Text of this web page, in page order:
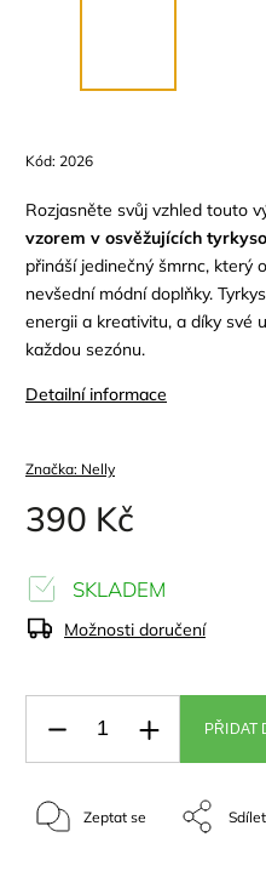
Kód: 2026
Rozjasněte svůj vzhled touto
vzorem v osvěžujících
přináší jedinečný šmrnc, který
nevšední módní doplňky.
energii a kreativitu, a díky své
každou sezónu.
Detailní informace
Značka: Nelly
390 Kč
SKLADEM
Možnosti doručení
PŘIDAT
Zeptat se Sdílet